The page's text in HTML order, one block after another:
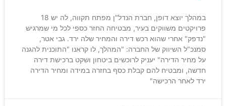
במהלך יוצא דופן, חברת הנדל"ן מפתח תקווה, לה יש 18
פרויקטים משווקים בעיר, מבטיחה החזר כספי לכל מי שמרגיש
"נדפק" אחרי שהוא רכש דירה והמחיר שלה ירד. גבי אטר,
סמנכ"ל השיווק של החברה: "המהלך, לו קראנו "התוכנית להגנה
על מחיר הדירה" יעניק לרוכשים ביטחון ושקט ברכישת דירה
חדשה, ומבטיח להם קבלת כסף בחזרה במידה ומחיר הדירה
ירד לאחר הרכישה"